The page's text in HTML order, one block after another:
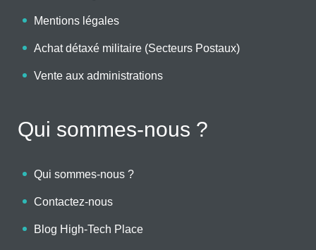
Mentions légales
Achat détaxé militaire (Secteurs Postaux)
Vente aux administrations
Qui sommes-nous ?
Qui sommes-nous ?
Contactez-nous
Blog High-Tech Place